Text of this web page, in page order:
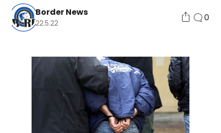
Border News
22.5.22
0